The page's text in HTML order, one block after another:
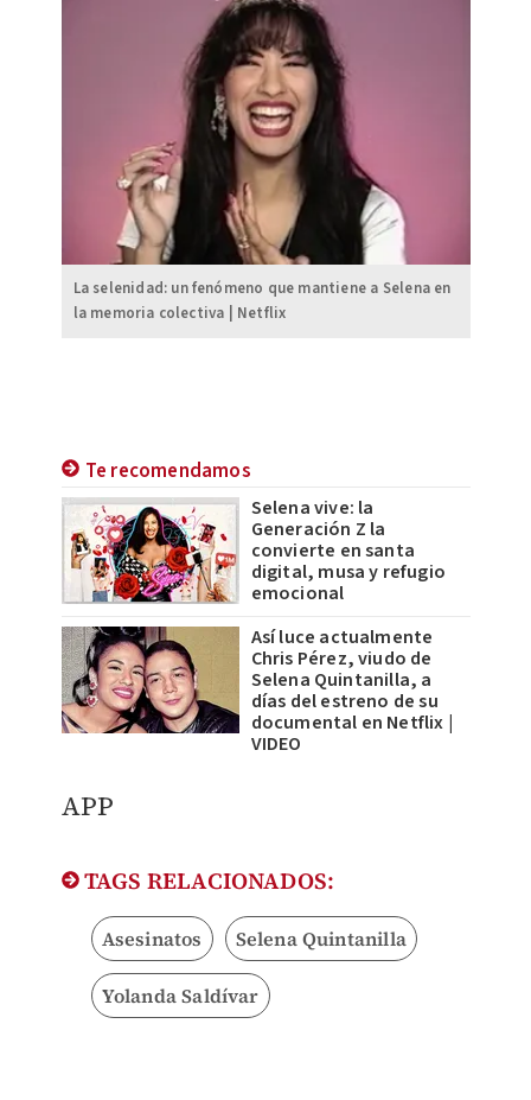
La selenidad: un fenómeno que mantiene a Selena en
la memoria colectiva | Netflix
Te recomendamos
Selena vive: la
Generación Z la
convierte en santa
digital, musa y refugio
emocional
Así luce actualmente
Chris Pérez, viudo de
Selena Quintanilla, a
días del estreno de su
documental en Netflix |
VIDEO
APP
TAGS RELACIONADOS:
Asesinatos Selena Quintanilla
Yolanda Saldívar